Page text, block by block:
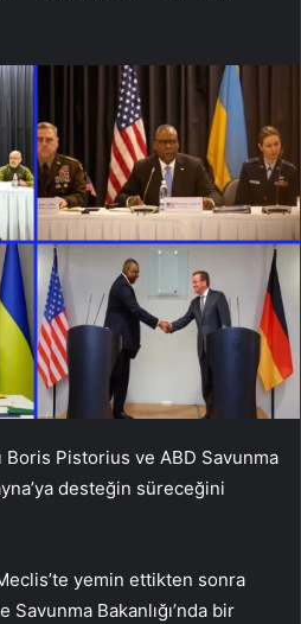
Boris Pistorius ve ABD Savunma
desteğin süreceğini
yemin ettikten sonra
Savunma Bakanlığı’nda bir